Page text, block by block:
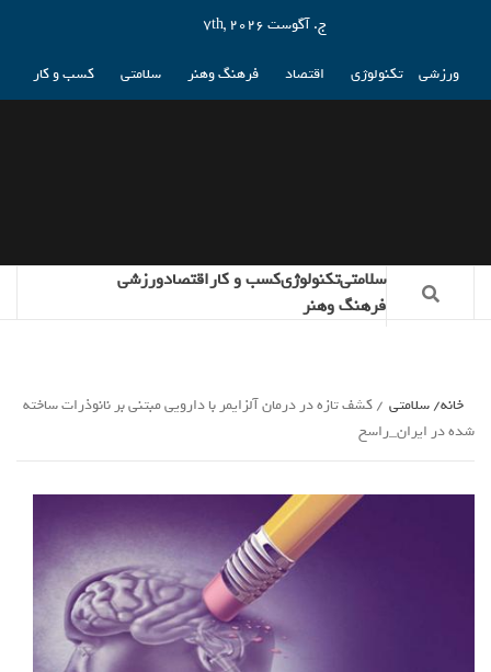
ج. آگوست 7th, 2026
ورزشی تکنولوژی اقتصاد فرهنگ وهنر سلامتی کسب و کار
سلامتیتکنولوژیکسب و کاراقتصادورزشی
فرهنگ وهنر
خانه سلامتی
کشف تازه در درمان آلزایمر با دارویی مبتنی بر نانوذرات ساخته
شده در ایران_راسخ